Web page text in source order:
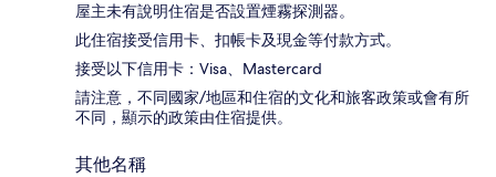
屋主未有說明住宿是否設置煙霧探測器。
此住宿接受信用卡、扣帳卡及現金等付款方式。
接受以下信用卡：Visa、Mastercard
請注意，不同國家/地區和住宿的文化和旅客政策或會有所
不同，顯示的政策由住宿提供。
其他名稱